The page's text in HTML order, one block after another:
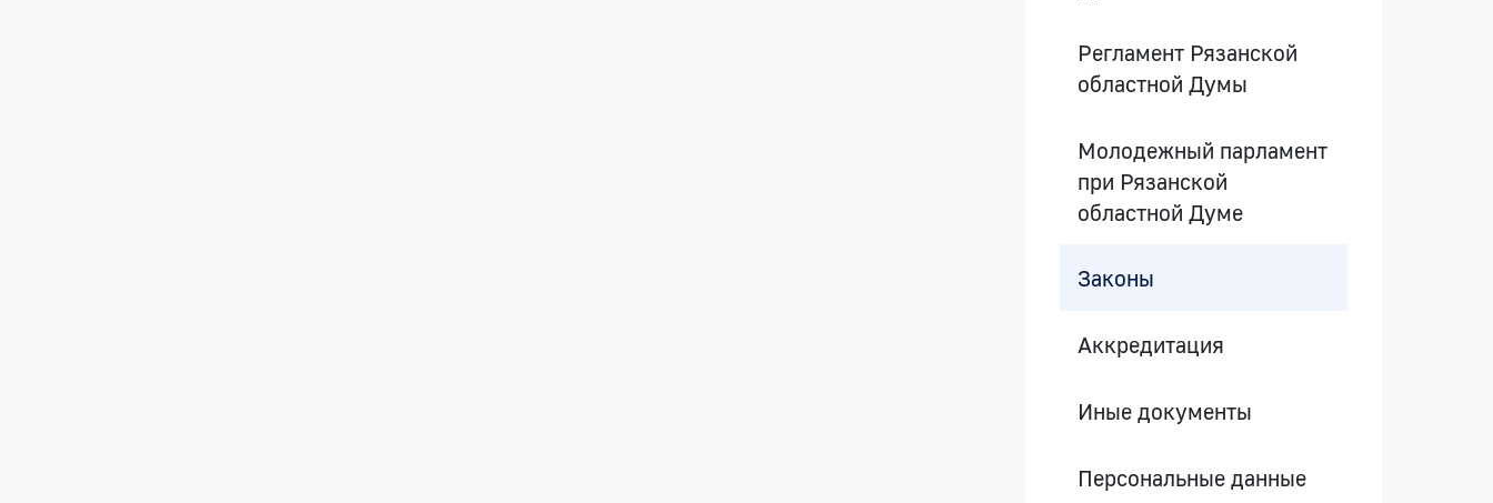
Регламент Рязанской
областной Думы
Молодежный парламент
при Рязанской
областной Думе
Законы
Аккредитация
Иные документы
Персональные данные